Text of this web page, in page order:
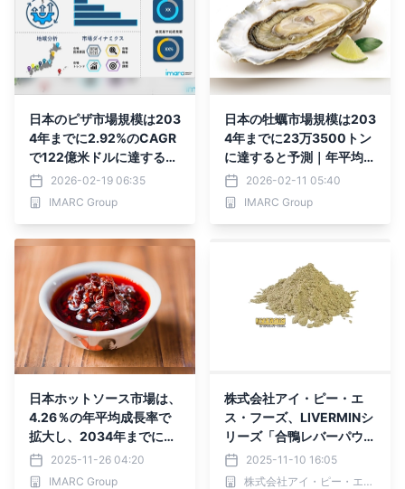
日本のピザ市場規模は203
4年までに2.92%のCAGR
で122億米ドルに達すると
予測2026-02-19 06:35
IMARC Group
日本の牡蠣市場規模は203
4年までに23万3500トン
に達すると予測｜年平均成
長率2.84%
2026-02-11 05:40
IMARC Group
日本ホットソース市場は、
4.26％の年平均成長率で
拡大し、2034年までに米
ドル491.8百万を上回ると
予測されています
2025-11-26 04:20
IMARC Group
株式会社アイ・ピー・エ
ス・フーズ、LIVERMINシ
リーズ「合鴨レバーパウダ
ーS」を業務用市場向けに
新発売
2025-11-10 16:05
株式会社アイ・ピー・エス・フーズ